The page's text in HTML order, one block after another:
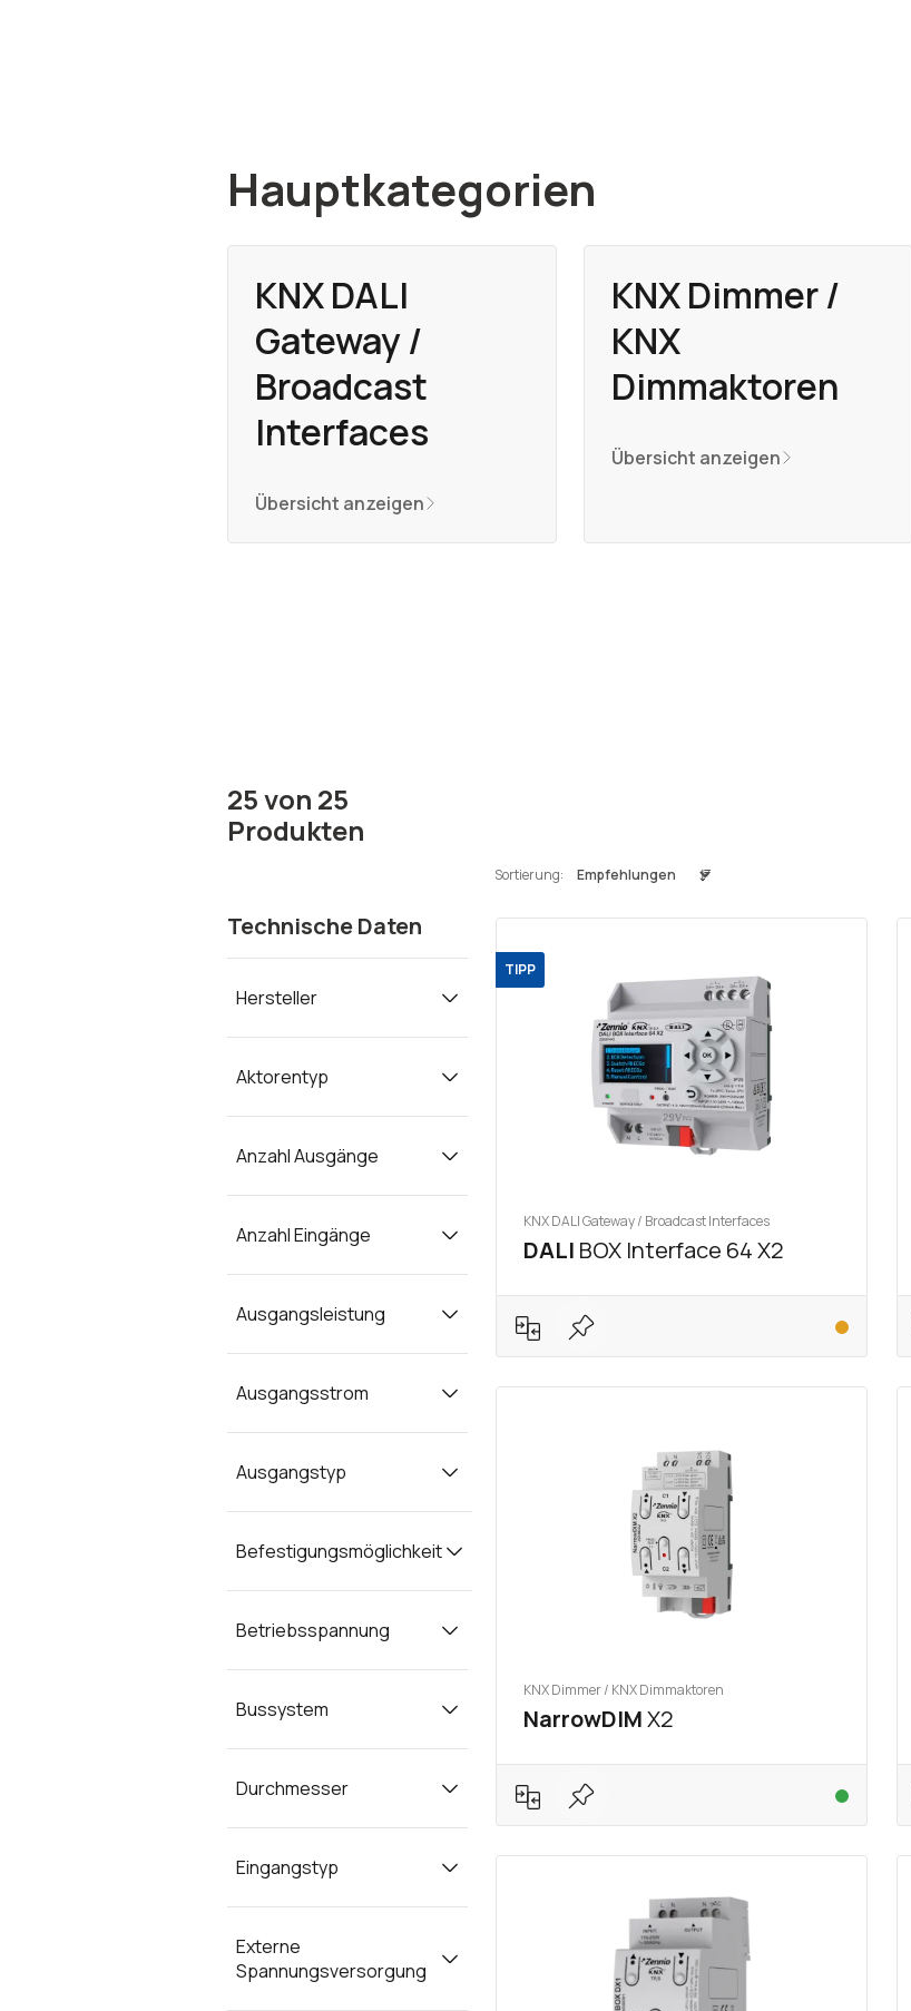
Hauptkategorien
KNX DALI
Gateway /
Broadcast
Interfaces
Übersicht anzeigen
KNX Dimmer /
KNX
Dimmaktoren
Übersicht anzeigen
25von 25
Produkten
Technische Daten
Hersteller
Aktorentyp
Anzahl Ausgänge
Anzahl Eingänge
Ausgangsleistung
Ausgangsstrom
Ausgangstyp
Befestigungsmöglichkeit
Betriebsspannung
Bussystem
Durchmesser
Eingangstyp
Externe
Spannungsversorgung
Sortierung:
TIPP
KNX DALI Gateway / Broadcast Interfaces
DALI BOX Interface 64 X2
KNX Dimmer / KNX Dimmaktoren
NarrowDIMX2